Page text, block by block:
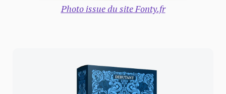
Photo issue du site Fonty.fr